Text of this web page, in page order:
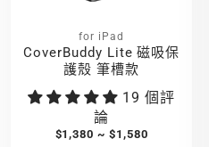
for iPad
CoverBuddy Lite 磁吸保
護殼 筆槽款
19 個評
論
$1,380 ~ $1,580